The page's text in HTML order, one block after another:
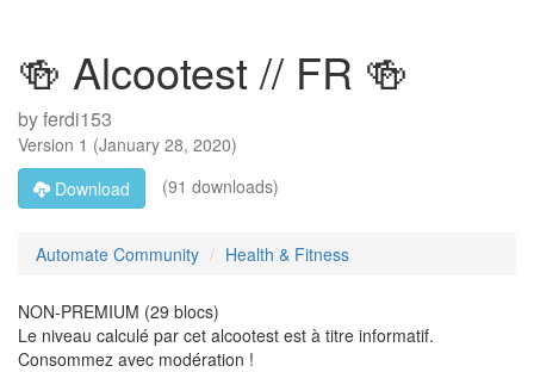
🍻 Alcootest // FR 🍻
byferdi153
Version 1 (January 28, 2020)
Download
(91 downloads)
Automate Community Health & Fitness
NON-PREMIUM (29 blocs)
Le niveau calculé par cet alcootest est à titre informatif.
Consommez avec modération !